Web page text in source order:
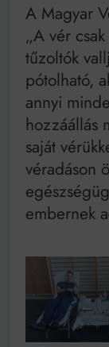
A Magyar
„A vér
tűzoltók
pótolható,
annyi
hozzáállás
saját
véradáson
embernek